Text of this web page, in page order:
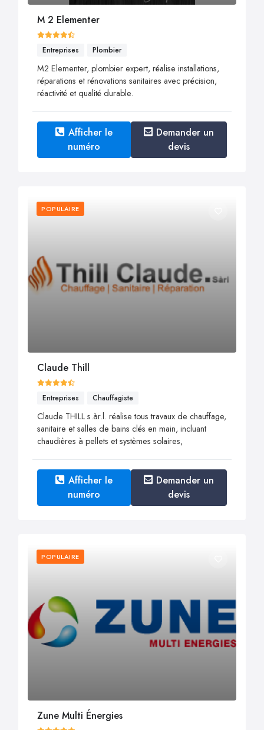
M 2 Elementer
Entreprises Plombier
M2 Elementer, plombier expert, réalise installations,
réparations et rénovations sanitaires avec précision,
réactivité et qualité durable.
Afficher le
numéro
Demander un
devis
POPULAIRE
Claude Thill
Entreprises Chauffagiste
Claude THILL s.àr.l. réalise tous travaux de chauffage,
sanitaire et salles de bains clés en main, incluant
chaudières à pellets et systèmes solaires,
Afficher le
numéro
Demander un
devis
POPULAIRE
Zune Multi Énergies